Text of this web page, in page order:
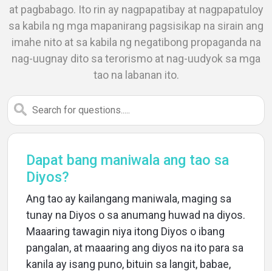
Home
at pagbabago. Ito rin ay nagpapatibay at nagpapatuloy
sa kabila ng mga mapanirang pagsisikap na sirain ang
imahe nito at sa kabila ng negatibong propaganda na
nag-uugnay dito sa terorismo at nag-uudyok sa mga
tao na labanan ito.
Dapat bang maniwala ang tao sa
Diyos?
Ang tao ay kailangang maniwala, maging sa
tunay na Diyos o sa anumang huwad na diyos.
Maaaring tawagin niya itong Diyos o ibang
pangalan, at maaaring ang diyos na ito para sa
kanila ay isang puno, bituin sa langit, babae,